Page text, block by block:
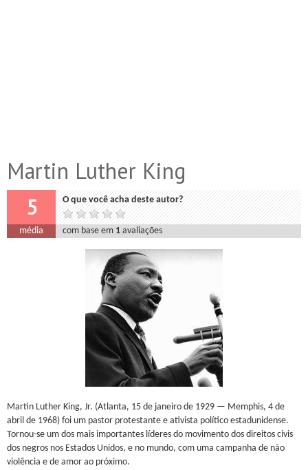
Martin Luther King
5 O que você acha deste autor?
média com base em 1 avaliações
Martin Luther King, Jr. (Atlanta, 15 de janeiro de 1929 — Memphis, 4 de
abril de 1968) foi um pastor protestante e ativista político estadunidense.
Tornou-se um dos mais importantes líderes do movimento dos direitos civis
dos negros nos Estados Unidos, e no mundo, com uma campanha de não
violência e de amor ao próximo.